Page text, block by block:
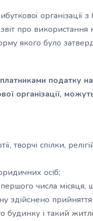
організації
про використання
якого було
податку на
організації,
творчі спілки,
осіб;
числа місяця,
здійснено
будинку і такий